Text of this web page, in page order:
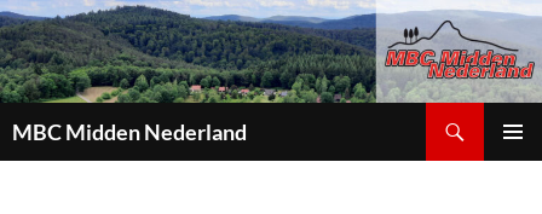
MBC Midden Nederland